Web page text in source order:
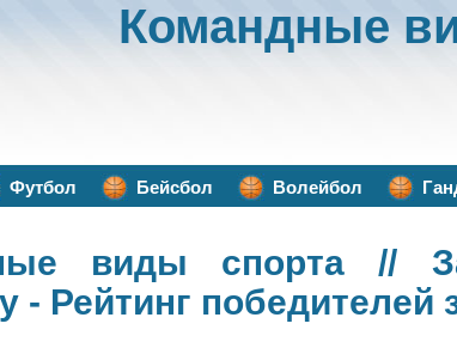
Командные
Футбол Бейсбол Волейбол
виды спорта //
- Рейтинг победителей